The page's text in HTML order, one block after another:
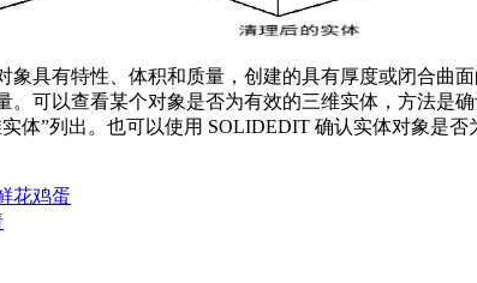
象具有特性、体积和质量，创建的具有厚度或闭合曲
。可以查看某个对象是否为有效的三维实体，方法是
体”列出。也可以使用 SOLIDEDIT 确认实体对象是否
花鸡蛋